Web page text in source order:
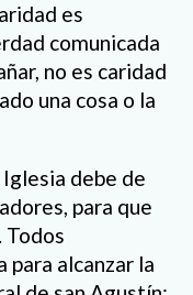
es
comunicada
no es caridad
una cosa o la
debe de
para que
Todos
para alcanzar la